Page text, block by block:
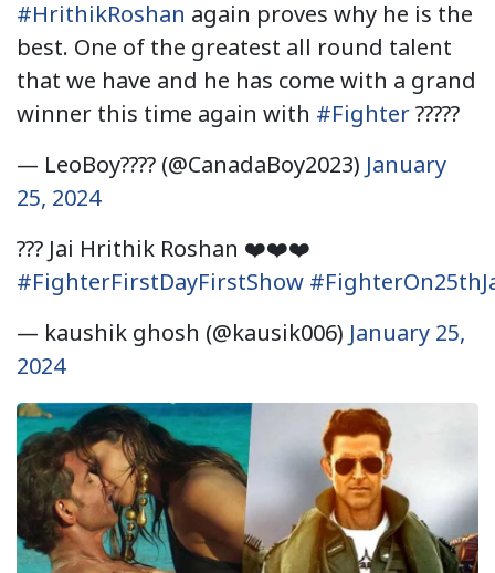
#HrithikRoshan again proves why he is the
best. One of the greatest all round talent
that we have and he has come with a grand
winner this time again with #Fighter?????
— LeoBoy???? (@CanadaBoy2023) January
25, 2024
??? Jai Hrithik Roshan ❤️❤️❤️
#FighterFirstDayFirstShow
— kaushik ghosh (@kausik006) January 25,
2024